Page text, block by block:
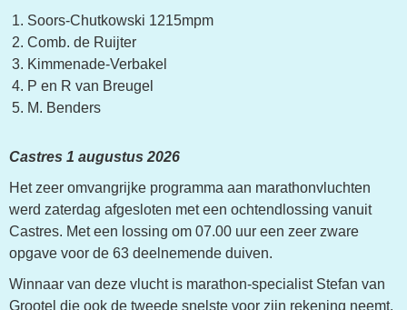
Soors-Chutkowski 1215mpm
Comb. de Ruijter
Kimmenade-Verbakel
P en R van Breugel
M. Benders
Castres 1 augustus 2026
Het zeer omvangrijke programma aan marathonvluchten
werd zaterdag afgesloten met een ochtendlossing vanuit
Castres. Met een lossing om 07.00 uur een zeer zware
opgave voor de 63 deelnemende duiven.
Winnaar van deze vlucht is marathon-specialist Stefan van
Grootel die ook de tweede snelste voor zijn rekening neemt.